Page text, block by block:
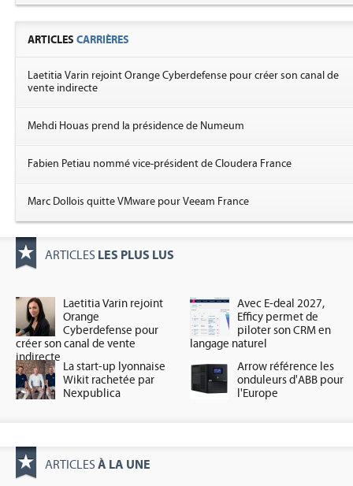
ARTICLES CARRIÈRES
Laetitia Varin rejoint Orange Cyberdefense pour créer son canal de
vente indirecte
Mehdi Houas prend la présidence de Numeum
Fabien Petiau nommé vice-président de Cloudera France
Marc Dollois quitte VMware pour Veeam France
ARTICLES LES PLUS LUS
Laetitia Varin rejoint
Orange
Cyberdefense pour
créer son canal de vente
indirecte
Avec E-deal 2027,
Efficy permet de
piloter son CRM en
langage naturel
La start-up lyonnaise
Wikit rachetée par
Nexpublica
Arrow référence les
onduleurs d'ABB pour
l'Europe
ARTICLES À LA UNE